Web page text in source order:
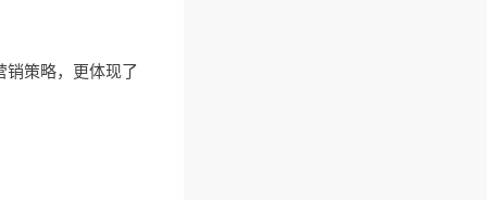
策略，更体现了